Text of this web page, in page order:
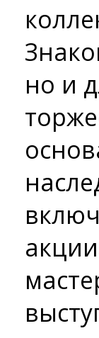
но и